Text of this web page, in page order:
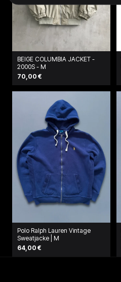
BEIGE COLUMBIA JACKET -
2000S - M
70,00 €
Polo Ralph Lauren Vintage
Sweatjacke | M
64,00 €